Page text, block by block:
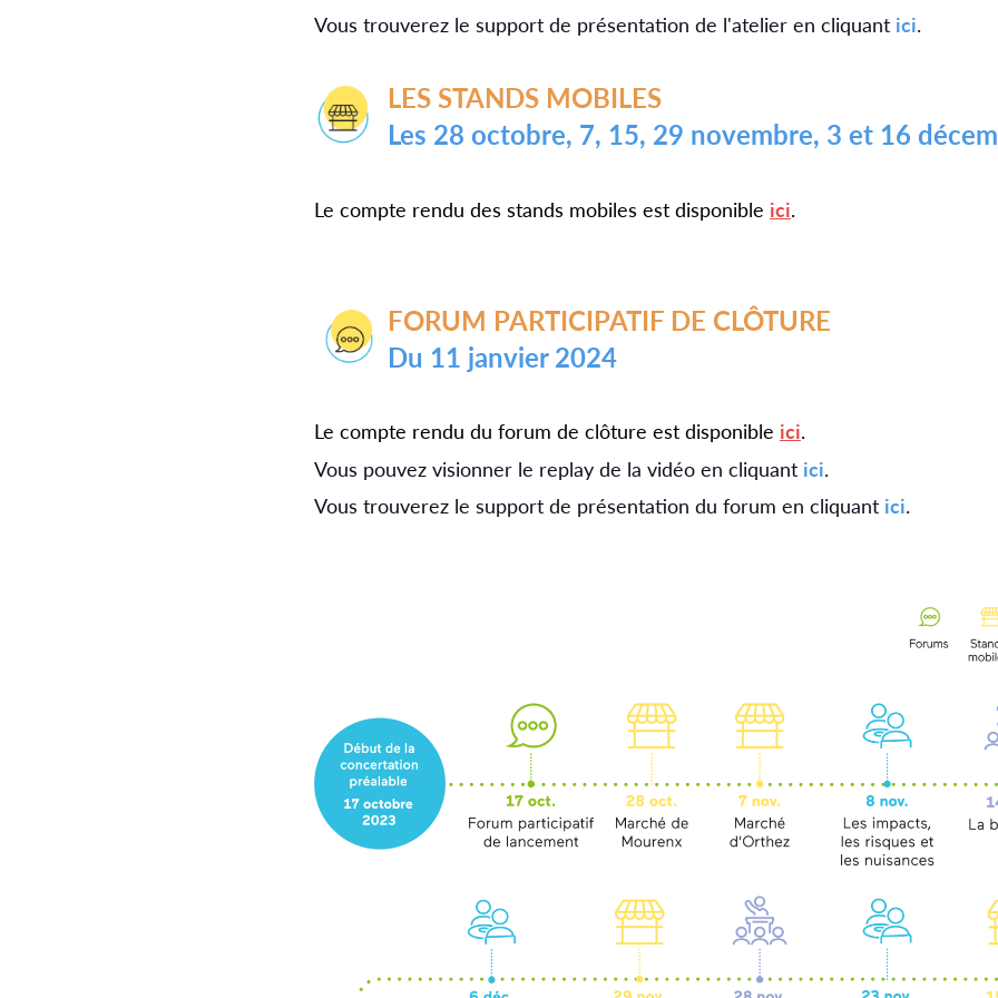
Vous trouverez le support de présentation de l'atelier en cliquant ici.
LES STANDS MOBILES
Les 28 octobre, 7, 15, 29 novembre, 3 et 16
Le compte rendu des stands mobiles est disponible ici.
FORUM PARTICIPATIF DE CLÔTURE
du 11 janvier 2024
Le compte rendu du forum de clôture est disponible ici.
Vous pouvez visionner le replay de la vidéo en cliquant ici.
Vous trouverez le support de présentation du forum en cliquant ici.